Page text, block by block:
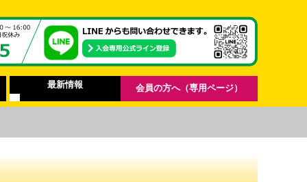
最新情報 会員の方へ（専用ページ）